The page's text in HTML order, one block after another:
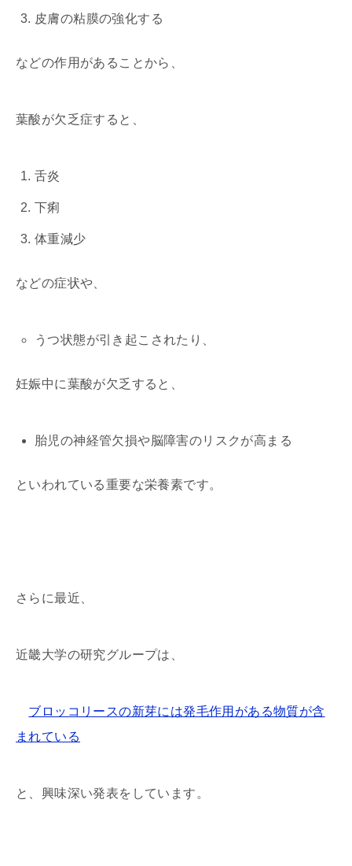
皮膚の粘膜の強化する
などの作用があることから、
葉酸が欠乏症すると、
舌炎
下痢
体重減少
などの症状や、
うつ状態が引き起こされたり、
妊娠中に葉酸が欠乏すると、
胎児の神経管欠損や脳障害のリスクが高まる
といわれている重要な栄養素です。
さらに最近、
近畿大学の研究グループは、
ブロッコリースの新芽には発毛作用がある物質が含
まれている
と、興味深い発表をしています。